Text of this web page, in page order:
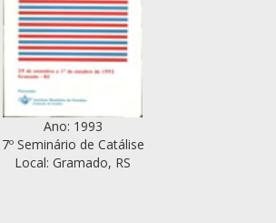
Ano: 1993
7º Seminário de Catálise
Local: Gramado, RS